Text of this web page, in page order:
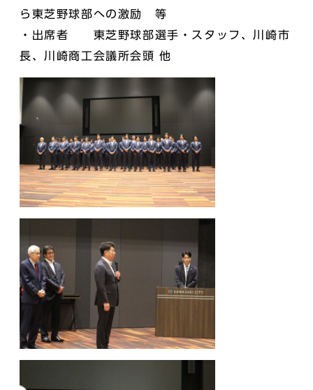
ら東芝野球部への激励 等
・出席者 東芝野球部選手・スタッフ、川崎市
長、川崎商工会議所会頭 他